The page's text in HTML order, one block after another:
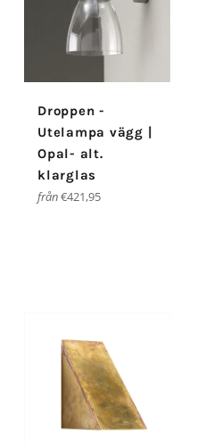
Droppen -
Utelampa vägg |
Opal- alt.
klarglas
från€421,95